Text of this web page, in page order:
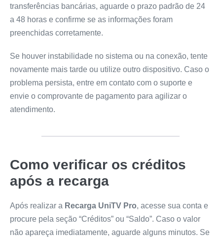
transferências bancárias, aguarde o prazo padrão de 24
a 48 horas e confirme se as informações foram
preenchidas corretamente.
Se houver instabilidade no sistema ou na conexão, tente
novamente mais tarde ou utilize outro dispositivo. Caso o
problema persista, entre em contato com o suporte e
envie o comprovante de pagamento para agilizar o
atendimento.
Como verificar os créditos
após a recarga
Após realizar a Recarga UniTV Pro, acesse sua conta e
procure pela seção “Créditos” ou “Saldo”. Caso o valor
não apareça imediatamente, aguarde alguns minutos. Se